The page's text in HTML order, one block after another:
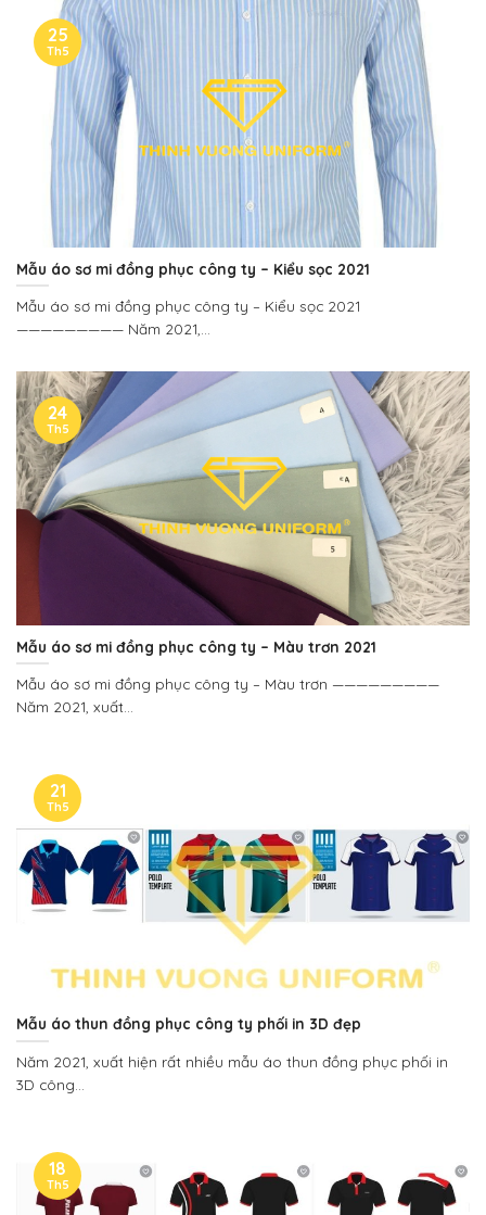
Mẫu áo sơ mi đồng phục công ty – Kiểu sọc 2021
Mẫu áo sơ mi đồng phục công ty – Kiểu sọc 2021
————————— Năm 2021,...
25
Th5
Mẫu áo sơ mi đồng phục công ty – Màu trơn 2021
Mẫu áo sơ mi đồng phục công ty – Màu trơn —————————
Năm 2021, xuất...
24
Th5
Mẫu áo thun đồng phục công ty phối in 3D đẹp
Năm 2021, xuất hiện rất nhiều mẫu áo thun đồng phục phối in
3D công...
21
Th5
18
Th5